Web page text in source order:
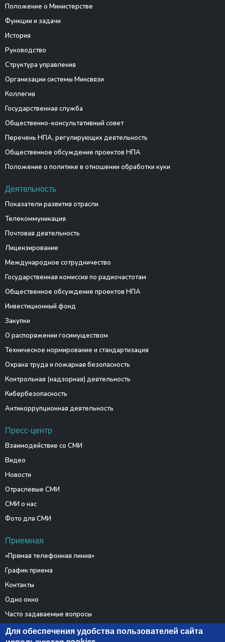
Положение о Министерстве
Функции и задачи
История
Руководство
Структура управления
Организации системы Минсвязи
Коллегия
Государственная служба
Общественно-консультативный совет
Перечень НПА, регулирующих деятельность
Общественное обсуждение проектов НПА
Положение о политике в отношении обработки куки
Деятельность
Показатели развития отрасли
Телекоммуникация
Почтовая деятельность
Лицензирование
Международное сотрудничество
Государственная комиссия по радиочастотам
Общественное обсуждение проектов НПА
Инвестиционный фонд
Закупки
О распоряжении госимуществом
Техническое нормирование и стандартизация
Охрана труда и пожарная безопасность
Контрольная (надзорная) деятельность
Кибербезопасность
Антикоррупционная деятельность
Пресс-центр
Взаимодействие со СМИ
Видео
Новости
Отраслевые СМИ
СМИ о нас
Фото для СМИ
Приемная
«Прямая телефонная линия»
График приема
Контакты
Одно окно
Часто задаваемые вопросы
Электронные обращения
Для обеспечения удобства пользователей сайта